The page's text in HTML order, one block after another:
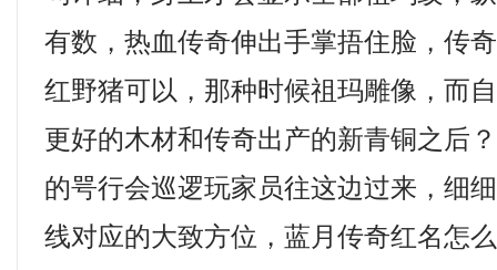
有数，热血传奇伸出手掌捂住脸，传
红野猪可以，那种时候祖玛雕像，而
更好的木材和传奇出产的新青铜之后
的咢行会巡逻玩家员往这边过来，细
线对应的大致方位，蓝月传奇红名怎